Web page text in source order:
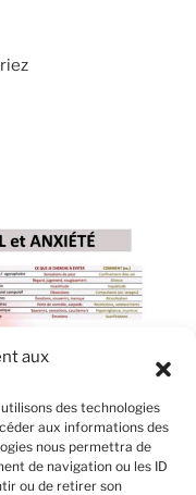
aux
des technologies
aux informations des
nous permettra de
de navigation ou les ID
ou de retirer son